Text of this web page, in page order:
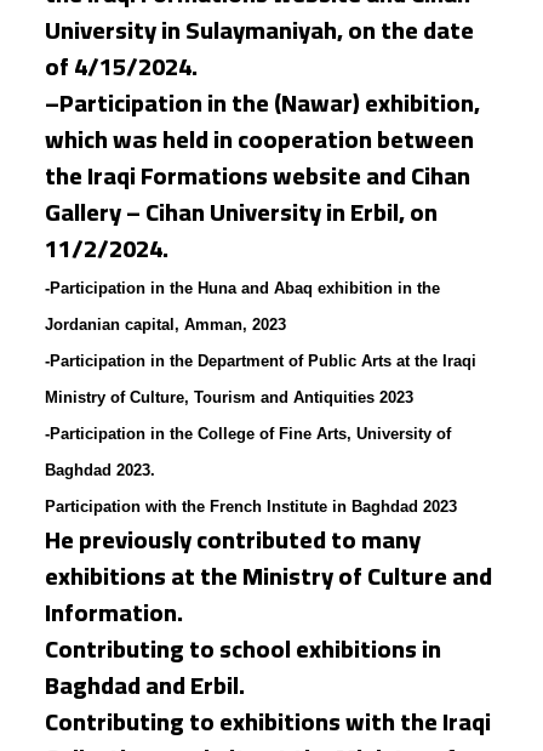
University in Sulaymaniyah, on the date
of 4/15/2024.
–Participation in the (Nawar) exhibition,
which was held in cooperation between
the Iraqi Formations website and Cihan
Gallery – Cihan University in Erbil, on
11/2/2024.
-Participation in the Huna and Abaq exhibition in the
Jordanian capital, Amman, 2023
-Participation in the Department of Public Arts at the Iraqi
Ministry of Culture, Tourism and Antiquities 2023
-Participation in the College of Fine Arts, University of
Baghdad 2023.
Participation with the French Institute in Baghdad 2023
He previously contributed to many
exhibitions at the Ministry of Culture and
Information.
Contributing to school exhibitions in
Baghdad and Erbil.
Contributing to exhibitions with the Iraqi